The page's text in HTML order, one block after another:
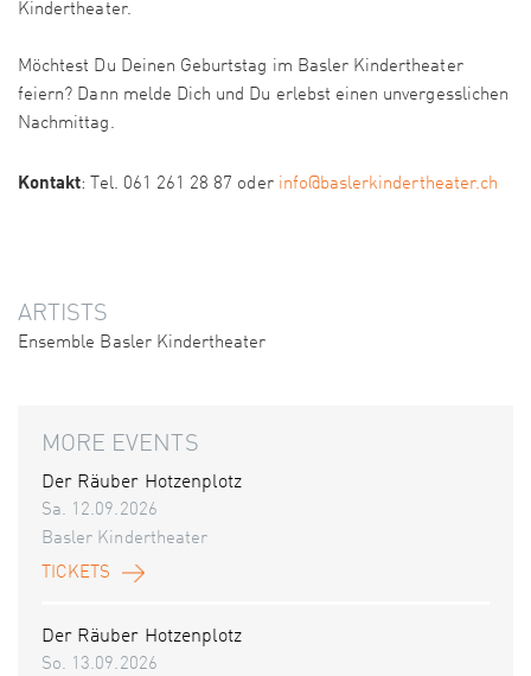
Kindertheater.
Möchtest Du Deinen Geburtstag im Basler Kindertheater
feiern? Dann melde Dich und Du erlebst einen unvergesslichen
Nachmittag.
Kontakt: Tel. 061 261 28 87 oder info@baslerkindertheater.ch
ARTISTS
Ensemble Basler Kindertheater
MORE EVENTS
Der Räuber Hotzenplotz
Sa. 12.09.2026
Basler Kindertheater
TICKETS
Der Räuber Hotzenplotz
So. 13.09.2026